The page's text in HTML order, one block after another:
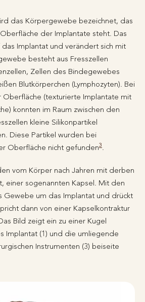
das Körpergewebe bezeichnet, das
der Implantate steht. Das
Implantat und verändert sich mit
besteht aus Fresszellen
Zellen des Bindegewebes
Blutkörperchen (Lymphozyten). Bei
Oberfläche (texturierte Implantate mit
konnten im Raum zwischen den
kleine Silikonpartikel
Diese Partikel wurden bei
Oberfläche nicht gefunden3.
vom Körper nach Jahren mit derben
einer sogenannten Kapsel. Mit den
Gewebe um das Implantat und drückt
dann von einer Kapselkontraktur
Bild zeigt ein zu einer Kugel
Implantat (1) und die umliegende
Instrumenten (3) beiseite